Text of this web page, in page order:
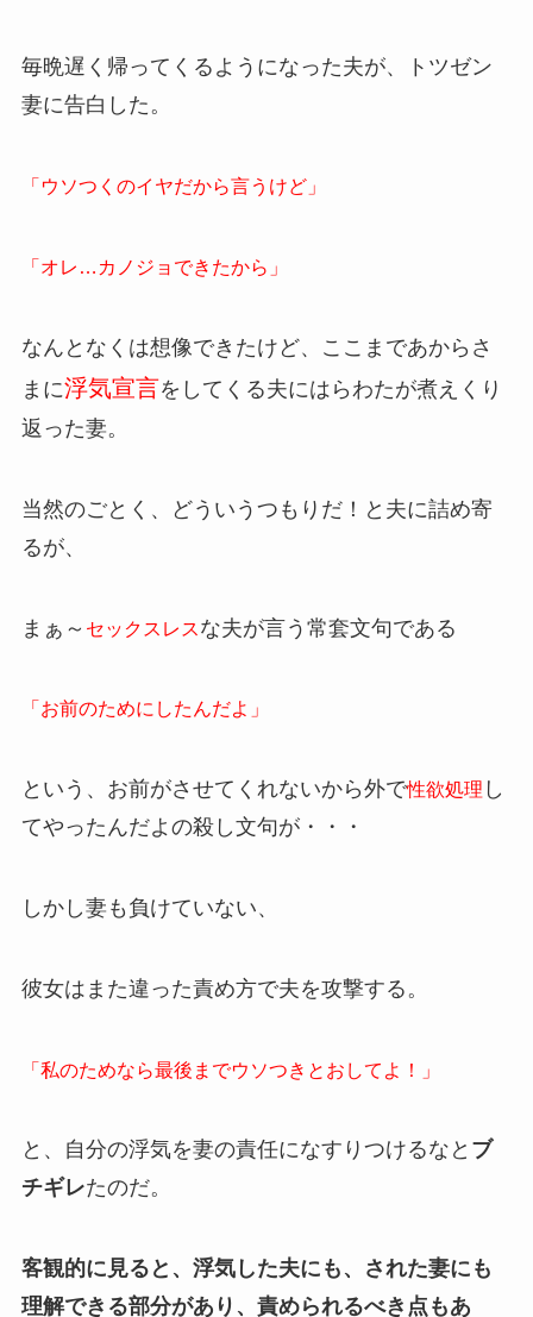
毎晩遅く帰ってくるようになった夫が、トツゼン
妻に告白した。
「ウソつくのイヤだから言うけど」
「オレ…カノジョできたから」
なんとなくは想像できたけど、ここまであからさ
まに浮気宣言をしてくる夫にはらわたが煮えくり
返った妻。
当然のごとく、どういうつもりだ！と夫に詰め寄
るが、
まぁ～ セックスレスな夫が言う常套文句である
「お前のためにしたんだよ」
という、お前がさせてくれないから外で性欲処理 し
てやったんだよの殺し文句が・・・
しかし妻も負けていない、
彼女はまた違った責め方で夫を攻撃する。
「私のためなら最後までウソつきとおしてよ！」
と、自分の浮気を妻の責任になすりつけるなと ブ
チギレたのだ。
客観的に見ると、浮気した夫にも、された妻にも
理解できる部分があり、責められるべき点もあ